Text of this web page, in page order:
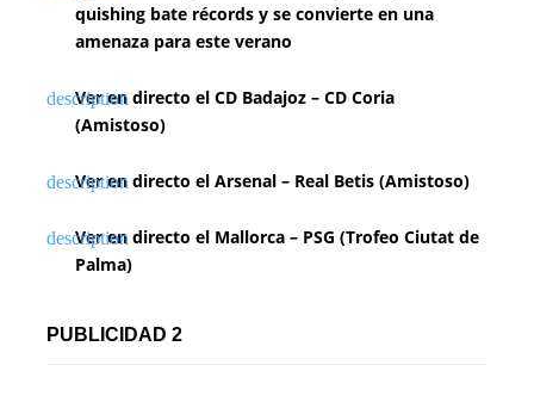
quishing bate récords y se convierte en una
amenaza para este verano
Ver en directo el CD Badajoz – CD Coria
(Amistoso)
Ver en directo el Arsenal – Real Betis (Amistoso)
Ver en directo el Mallorca – PSG (Trofeo Ciutat de
Palma)
PUBLICIDAD 2